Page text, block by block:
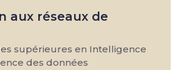
aux réseaux de
supérieures en Intelligence
des données